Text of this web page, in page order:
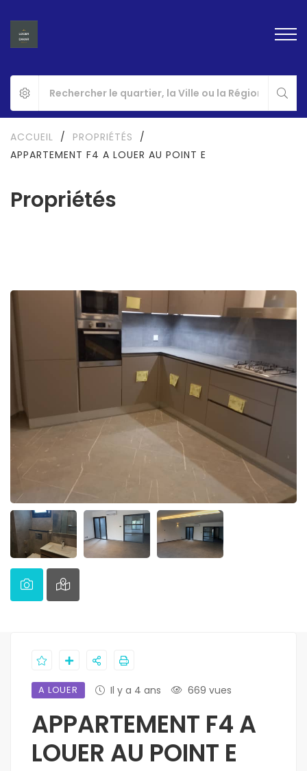
Propriétés
ACCUEIL / PROPRIÉTÉS
/
APPARTEMENT F4 A LOUER AU POINT E
A LOUER Il y a 4 ans 669 vues
APPARTEMENT F4 A
LOUER AU POINT E